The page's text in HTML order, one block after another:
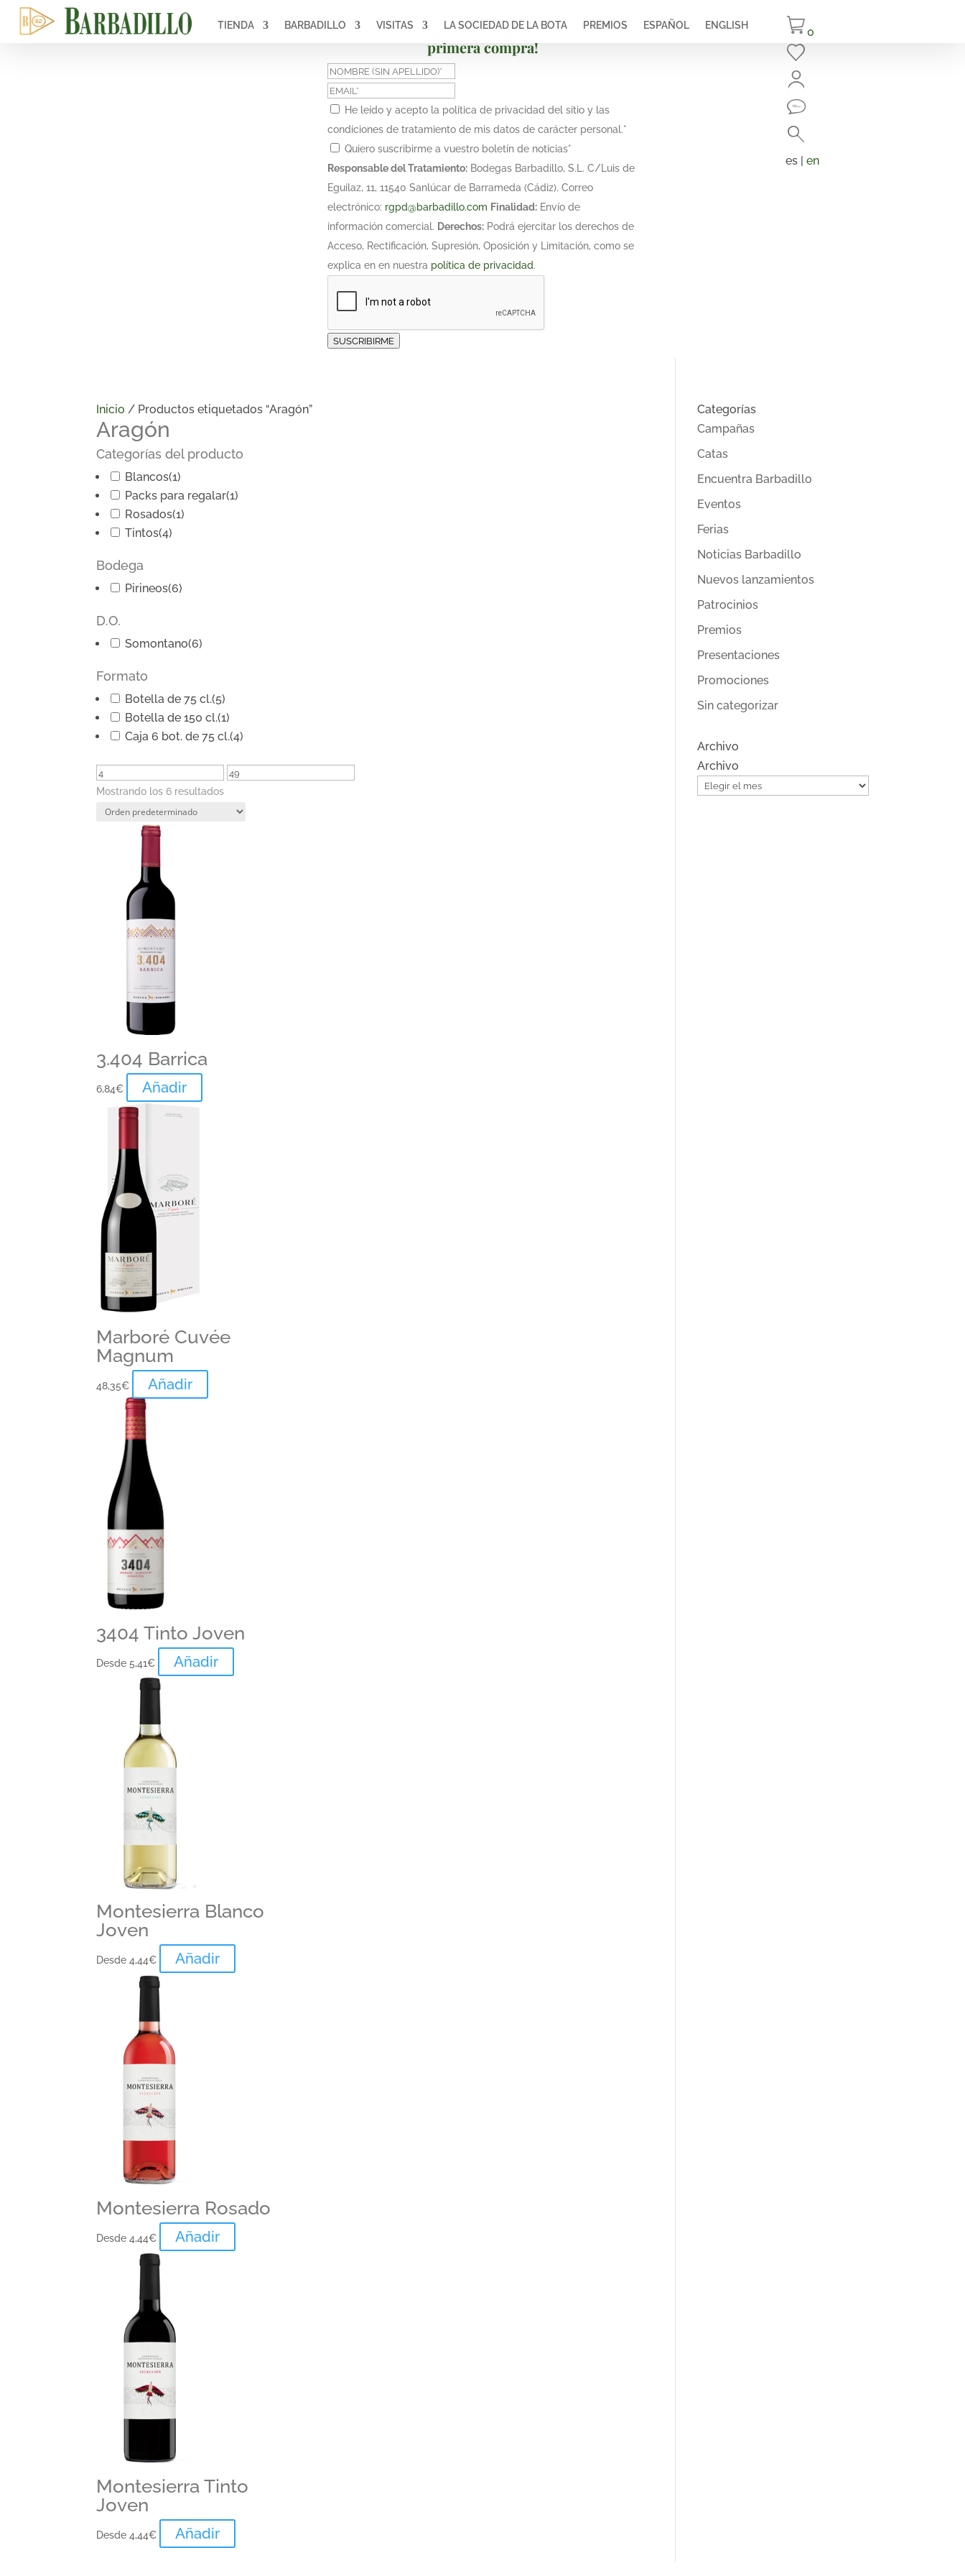
¡Suscríbete y obtén un 10% de descuento en tu
primera compra!
He leído y acepto la política de privacidad del sitio y las
condiciones de tratamiento de mis datos de carácter personal.*
Quiero suscribirme a vuestro boletín de noticias*
Responsable del Tratamiento: Bodegas Barbadillo, S.L. C/Luis de
Eguilaz, 11, 11540 Sanlúcar de Barrameda (Cádiz). Correo
electrónico: rgpd@barbadillo.com Finalidad: Envío de
información comercial. Derechos: Podrá ejercitar los derechos de
Acceso, Rectificación, Supresión, Oposición y Limitación, como se
explica en en nuestra política de privacidad.
SUSCRIBIRME
TIENDA BARBADILLO VISITAS LA SOCIEDAD DE LA BOTA PREMIOS ESPAÑOL ENGLISH 0
es | en
Inicio / Productos etiquetados “Aragón”
Aragón
Categorías del producto
Blancos(1)
Packs para regalar(1)
Rosados(1)
Tintos(4)
Bodega
Pirineos(6)
D.O.
Somontano(6)
Formato
Botella de 75 cl.(5)
Botella de 150 cl.(1)
Caja 6 bot. de 75 cl.(4)
Mostrando los 6 resultados
3.404 Barrica
6,84€ Añadir
Marboré Cuvée
Magnum
48,35€ Añadir
3404 Tinto Joven
Desde5,41€ Añadir
Montesierra Blanco
Joven
Desde4,44€ Añadir
Montesierra Rosado
Desde4,44€ Añadir
Montesierra Tinto
Joven
Desde4,44€ Añadir
Categorías
Campañas
Catas
Encuentra Barbadillo
Eventos
Ferias
Noticias Barbadillo
Nuevos lanzamientos
Patrocinios
Premios
Presentaciones
Promociones
Sin categorizar
Archivo
Archivo